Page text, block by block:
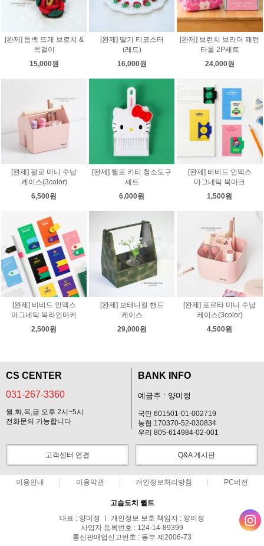
[완제] 동백 뜨개 브로치 &
목걸이
15,000원
[완제] 딸기 티코스터
(레드)
16,000원
[완제] 브런치 브라더 패턴
타올 2P세트
24,000원
[완제] 팔로 미니 수납
케이스(3color)
6,500원
[완제] 헬로 키티 청소도구
세트
6,000원
[완제] 비비드 인덱스
마그네틱 북마크
1,500원
[완제] 비비드 인덱스
마그네틱 북라인마커
2,500원
[완제] 보태니컬 핸드
케이스
29,000원
[완제] 포르타 미니 수납
케이스(3color)
4,500원
CS CENTER
031-267-3360
월,화,목,금 오후 2시~5시
전화문의 가능합니다
BANK INFO
예금주 : 양미정
국민 601501-01-002719
농협 170370-52-030834
우리 805-614984-02-001
고객센터 연결 Q&A 게시판
이용안내 이용약관 개인정보처리방침 PC버전
고슴도치 퀼트
대표 : 양미정 ㅣ 개인정보 보호 책임자 : 양미정
사업자 등록번호 : 124-14-89399
통신판매업신고번호 : 동부 제2006-73